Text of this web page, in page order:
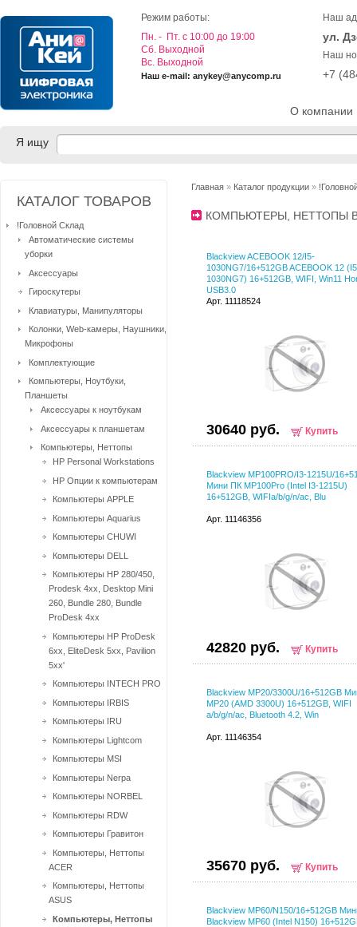
О компании
Режим работы:
Пн. - Пт. с 10:00 до 19:00
Cб. Выходной
Вс. Выходной
Наш e-mail: anykey@anycomp.ru
Наш
ул.
Наш
+7
Я ищу
Главная » Каталог продукции »
КОМПЬЮТЕРЫ, НЕТТОПЫ
Blackview ACEBOOK 12/I5-
1030NG7/16+512GB ACEBOOK 12
1030NG7) 16+512GB, WIFI, Win11
USB3.0
Арт. 11118524
30640 руб. Купить
Blackview MP100PRO/I3-1215U/
Мини ПК MP100Pro (Intel I3-1215U)
16+512GB, WIFIa/b/g/n/ac, Blu
Арт. 11146356
42820 руб. Купить
Blackview MP20/3300U/16+512GB
MP20 (AMD 3300U) 16+512GB, WIFI
a/b/g/n/ac, Bluetooth 4.2, Win
Арт. 11146354
35670 руб. Купить
Blackview MP60/N150/16+512GB
Blackview MP60 (Intel N150)
КАТАЛОГ ТОВАРОВ
!Головной Склад
Автоматические системы
уборки
Аксессуары
Гироскутеры
Клавиатуры, Манипуляторы
Колонки, Web-камеры, Наушники,
Микрофоны
Комплектующие
Компьютеры, Ноутбуки,
Планшеты
Аксессуары к ноутбукам
Аксессуары к планшетам
Компьютеры, Неттопы
HP Personal Workstations
HP Опции к компьютерам
Компьютеры APPLE
Компьютеры Aquarius
Компьютеры CHUWI
Компьютеры DELL
Компьютеры HP 280/450,
Prodesk 4xx, Desktop Mini
260, Bundle 280, Bundle
ProDesk 4xx
Компьютеры HP ProDesk
6xx, EliteDesk 5xx, Pavilion
5xx'
Компьютеры INTECH PRO
Компьютеры IRBIS
Компьютеры IRU
Компьютеры Lightcom
Компьютеры MSI
Компьютеры Nerpa
Компьютеры NORBEL
Компьютеры RDW
Компьютеры Гравитон
Компьютеры, Неттопы
ACER
Компьютеры, Неттопы
ASUS
Компьютеры, Неттопы